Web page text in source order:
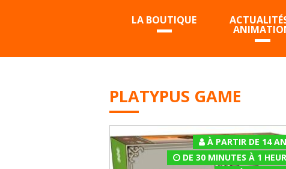
LA BOUTIQUE
PLATYPUS GAME
À PARTIR DE 14
DE 30 MINUTES À 1